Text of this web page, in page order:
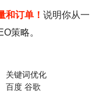
和订单！ 说明你从一
策略。
关键词优化
百度 谷歌